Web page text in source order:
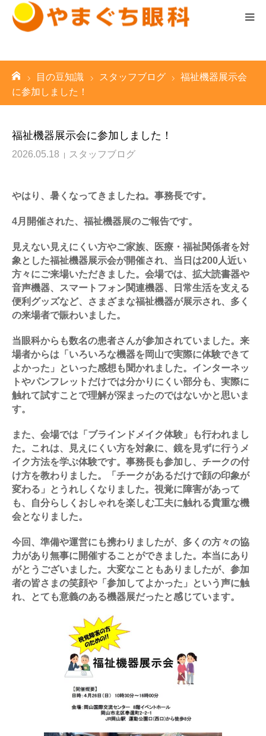
診察時間はこちら ▼
ム 目の豆知識 スタッフブログ
福祉機器展示会
に参加しました！
福祉機器展示会に参加しました！
2026.05.18 スタッフブログ
やはり、暑くなってきましたね。事務長です。
4月開催された、福祉機器展のご報告です。
見えない見えにくい方やご家族、医療・福祉関係者を対
象とした福祉機器展示会が開催され、当日は200人近い
方々にご来場いただきました。会場では、拡大読書器や
音声機器、スマートフォン関連機器、日常生活を支える
便利グッズなど、さまざまな福祉機器が展示され、多く
の来場者で賑わいました。
当眼科からも数名の患者さんが参加されていました。来
場者からは「いろいろな機器を岡山で実際に体験できて
よかった」といった感想も聞かれました。インターネッ
トやパンフレットだけでは分かりにくい部分も、実際に
触れて試すことで理解が深まったのではないかと思いま
す。
また、会場では「ブラインドメイク体験」も行われまし
た。これは、見えにくい方を対象に、鏡を見ずに行うメ
イク方法を学ぶ体験です。事務長も参加し、チークの付
け方を教わりました。「チークがあるだけで顔の印象が
変わる」とうれしくなりました。視覚に障害があって
も、自分らしくおしゃれを楽しむ工夫に触れる貴重な機
会となりました。
今回、準備や運営にも携わりましたが、多くの方々の協
力があり無事に開催することができました。本当にあり
がとうございました。大変なこともありましたが、参加
者の皆さまの笑顔や「参加してよかった」という声に触
れ、とても意義のある機器展だったと感じています。
診療案内
スタッフ紹介
お知らせ
院長の気まぐれブログ